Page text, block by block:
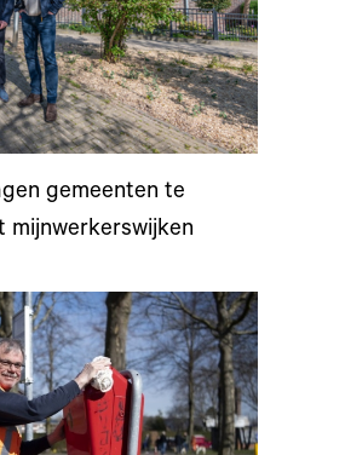
gemeenten te
mijnwerkerswijken